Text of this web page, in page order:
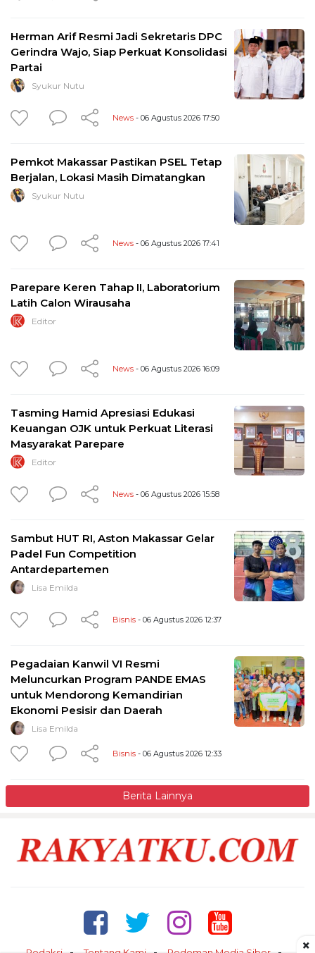
Herman Arif Resmi Jadi Sekretaris DPC
Gerindra Wajo, Siap Perkuat Konsolidasi
Partai
Syukur Nutu
News - 06 Agustus 2026 17:50
Pemkot Makassar Pastikan PSEL Tetap
Berjalan, Lokasi Masih Dimatangkan
Syukur Nutu
News - 06 Agustus 2026 17:41
Parepare Keren Tahap II, Laboratorium
Latih Calon Wirausaha
Editor
News - 06 Agustus 2026 16:09
Tasming Hamid Apresiasi Edukasi
Keuangan OJK untuk Perkuat Literasi
Masyarakat Parepare
Editor
News - 06 Agustus 2026 15:58
Sambut HUT RI, Aston Makassar Gelar
Padel Fun Competition
Antardepartemen
Lisa Emilda
Bisnis - 06 Agustus 2026 12:37
Pegadaian Kanwil VI Resmi
Meluncurkan Program PANDE EMAS
untuk Mendorong Kemandirian
Ekonomi Pesisir dan Daerah
Lisa Emilda
Bisnis - 06 Agustus 2026 12:33
Berita Lainnya
×